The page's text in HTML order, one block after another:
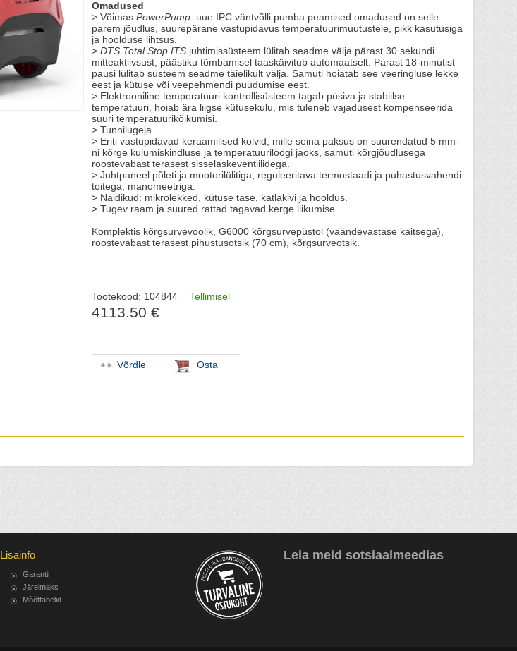
Omadused
> Võimas PowerPump: uue IPC väntvõlli pumba peamised omadused on selle
parem jõudlus, suurepärane vastupidavus temperatuurimuutustele, pikk kasutusiga
ja hoolduse lihtsus.
> DTS Total Stop ITS juhtimissüsteem lülitab seadme välja pärast 30 sekundi
mitteaktiivsust, päästiku tõmbamisel taaskäivitub automaatselt. Pärast 18-minutist
pausi lülitab süsteem seadme täielikult välja. Samuti hoiatab see veeringluse lekke
eest ja kütuse või veepehmendi puudumise eest.
> Elektrooniline temperatuuri kontrollisüsteem tagab püsiva ja stabiilse
temperatuuri, hoiab ära liigse kütusekulu, mis tuleneb vajadusest kompenseerida
suuri temperatuurikõikumisi.
> Tunnilugeja.
> Eriti vastupidavad keraamilised kolvid, mille seina paksus on suurendatud 5 mm-
ni kõrge kulumiskindluse ja temperatuurilöögi jaoks, samuti kõrgjõudlusega
roostevabast terasest sisselaskeventiilidega.
> Juhtpaneel põleti ja mootorilülitiga, reguleeritava termostaadi ja puhastusvahendi
toitega, manomeetriga.
> Näidikud: mikrolekked, kütuse tase, katlakivi ja hooldus.
> Tugev raam ja suured rattad tagavad kerge liikumise.
Komplektis kõrgsurvevoolik, G6000 kõrgsurvepüstol (väändevastase kaitsega),
roostevabast terasest pihustusotsik (70 cm), kõrgsurveotsik.
Tootekood: 104844 Tellimisel
4113.50 €
Võrdle Osta
Lisainfo
Garantii
Järelmaks
Mõõttabelid
Leia meid sotsiaalmeedias